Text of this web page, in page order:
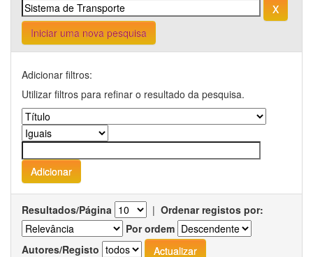
Iniciar uma nova pesquisa
Adicionar filtros:
Utilizar filtros para refinar o resultado da pesquisa.
Resultados/Página | Ordenar registos por:
Por ordem
Autores/Registo